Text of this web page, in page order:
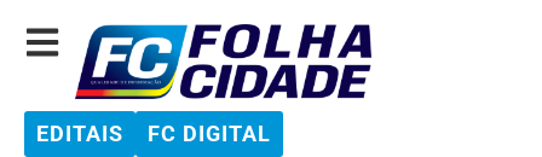
EDITAIS FC DIGITAL